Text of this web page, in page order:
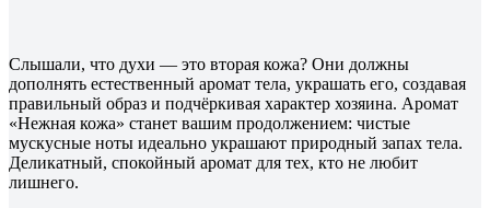
Слышали, что духи — это вторая кожа? Они должны
дополнять естественный аромат тела, украшать его, создавая
правильный образ и подчёркивая характер хозяина. Аромат
«Нежная кожа» станет вашим продолжением: чистые
мускусные ноты идеально украшают природный запах тела.
Деликатный, спокойный аромат для тех, кто не любит
лишнего.